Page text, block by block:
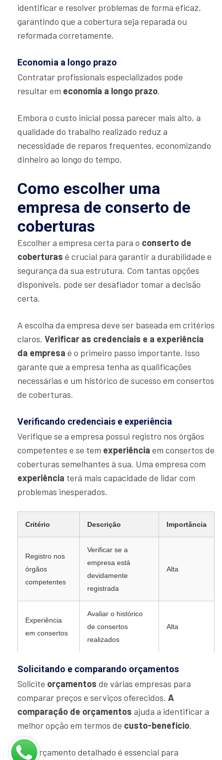
identificar e resolver problemas de forma eficaz,
garantindo que a cobertura seja reparada ou
reformada corretamente.
Economia a longo prazo
Contratar profissionais especializados pode
resultar em economia a longo prazo.
Embora o custo inicial possa parecer mais alto, a
qualidade do trabalho realizado reduz a
necessidade de reparos frequentes, economizando
dinheiro ao longo do tempo.
Como escolher uma
empresa de conserto de
coberturas
Escolher a empresa certa para o conserto de
coberturas é crucial para garantir a durabilidade e
segurança da sua estrutura. Com tantas opções
disponíveis, pode ser desafiador tomar a decisão
certa.
A escolha da empresa deve ser baseada em critérios
claros. Verificar as credenciais e a experiência
da empresa é o primeiro passo importante. Isso
garante que a empresa tenha as qualificações
necessárias e um histórico de sucesso em consertos
de coberturas.
Verificando credenciais e experiência
Verifique se a empresa possui registro nos órgãos
competentes e se tem experiência em consertos de
coberturas semelhantes à sua. Uma empresa com
experiência terá mais capacidade de lidar com
problemas inesperados.
Critério Descrição Importância
Registro nos
órgãos
competentes
Verificar se a
empresa está
devidamente
registrada
Alta
Experiência
em consertos
Avaliar o histórico
de consertos
realizados
Alta
Solicitando e comparando orçamentos
Solicite orçamentos de várias empresas para
comparar preços e serviços oferecidos. A
comparação de orçamentos ajuda a identificar a
melhor opção em termos de custo-benefício.
“Um orçamento detalhado é essencial para